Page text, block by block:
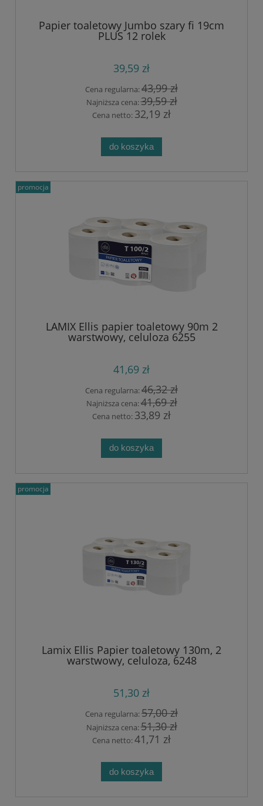
Papier toaletowy Jumbo szary fi 19cm
PLUS 12 rolek
39,59 zł
Cena regularna:43,99 zł
Najniższa cena:39,59 zł
Cena netto: 32,19 zł
do koszyka
LAMIX Ellis papier toaletowy 90m 2
warstwowy, celuloza 6255
41,69 zł
Cena regularna:46,32 zł
Najniższa cena:41,69 zł
Cena netto: 33,89 zł
do koszyka
promocja
Lamix Ellis Papier toaletowy 130m, 2
warstwowy, celuloza, 6248
51,30 zł
Cena regularna:57,00 zł
Najniższa cena:51,30 zł
Cena netto:41,71 zł
do koszyka
promocja